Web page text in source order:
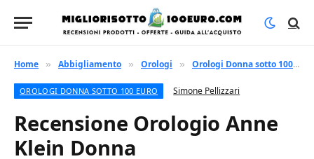
Home » Abbigliamento » Orologi » Orologi Donna sotto 100 euro
OROLOGI DONNA SOTTO 100 EURO Simone Pellizzari
Recensione Orologio Anne
Klein Donna